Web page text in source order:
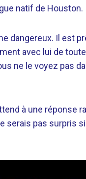
natif de Houston.
dangereux. Il est
avec lui de
ne le voyez pas
à une réponse
serais pas surpris